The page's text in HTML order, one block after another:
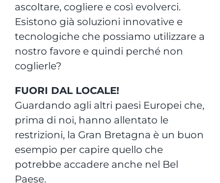
ascoltare, cogliere e così evolverci.
Esistono già soluzioni innovative e
tecnologiche che possiamo utilizzare a
nostro favore e quindi perché non
coglierle?
FUORI DAL LOCALE!
Guardando agli altri paesi Europei che,
prima di noi, hanno allentato le
restrizioni, la Gran Bretagna è un buon
esempio per capire quello che
potrebbe accadere anche nel Bel
Paese.